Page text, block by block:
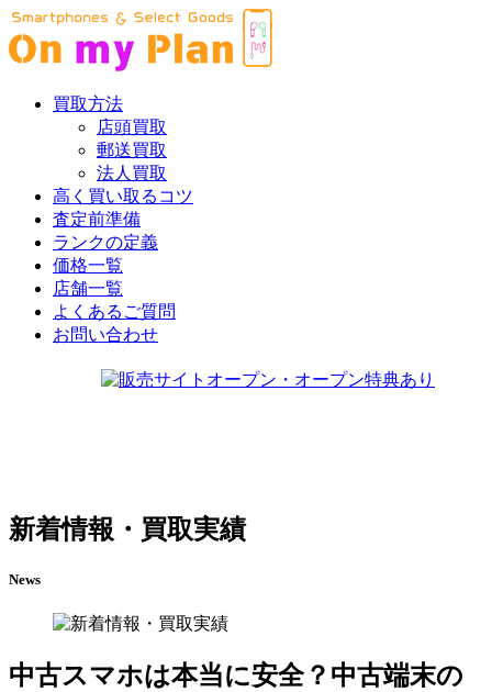
買取方法
店頭買取
郵送買取
法人買取
高く買い取るコツ
査定前準備
ランクの定義
価格一覧
店舗一覧
よくあるご質問
お問い合わせ
新着情報・買取実績
News
中古スマホは本当に安全？中古端末の